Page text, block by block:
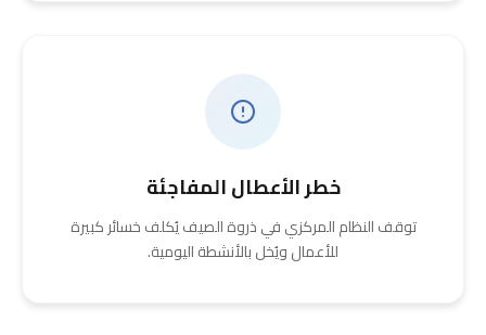
خطر الأعطال المفاجئة
توقف النظام المركزي في ذروة الصيف يُكلف خسائر كبيرة
للأعمال ويُخل بالأنشطة اليومية.